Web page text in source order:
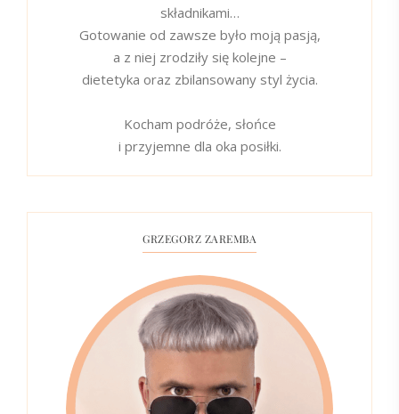
składnikami…
Gotowanie od zawsze było moją pasją,
a z niej zrodziły się kolejne –
dietetyka oraz zbilansowany styl życia.
Kocham podróże, słońce
i przyjemne dla oka posiłki.
GRZEGORZ ZAREMBA